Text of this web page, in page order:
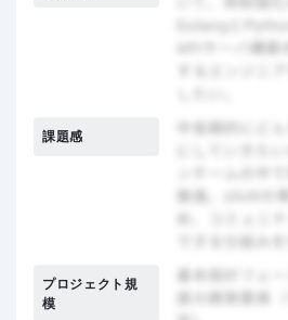
課題感
プロジェクト規
模